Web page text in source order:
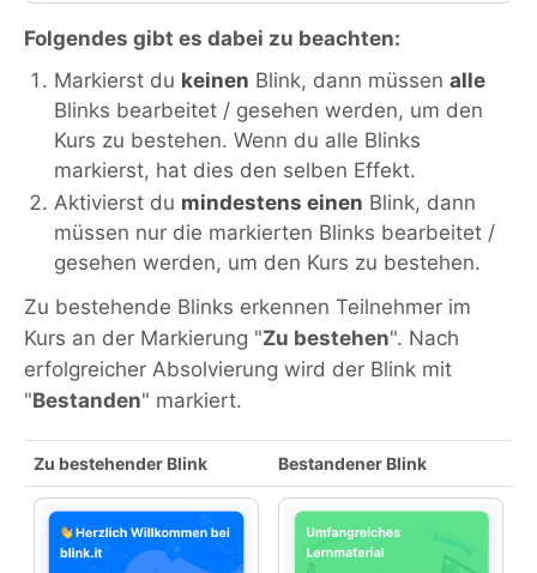
Folgendes gibt es dabei zu beachten:
Markierst du keinen Blink, dann müssen alle
Blinks bearbeitet / gesehen werden, um den
Kurs zu bestehen. Wenn du alle Blinks
markierst, hat dies den selben Effekt.
Aktivierst du mindestens einen Blink, dann
müssen nur die markierten Blinks bearbeitet /
gesehen werden, um den Kurs zu bestehen.
Zu bestehende Blinks erkennen Teilnehmer im
Kurs an der Markierung "Zu bestehen". Nach
erfolgreicher Absolvierung wird der Blink mit
"Bestanden" markiert.
Zu bestehender Blink Bestandener Blink